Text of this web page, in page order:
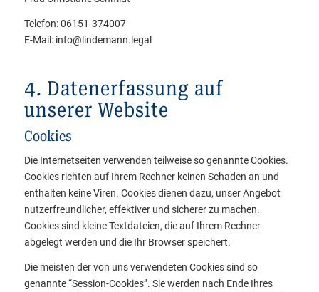
Telefon: 06151-374007
E-Mail: info@lindemann.legal
4. Datenerfassung auf
unserer Website
Cookies
Die Internetseiten verwenden teilweise so genannte Cookies.
Cookies richten auf Ihrem Rechner keinen Schaden an und
enthalten keine Viren. Cookies dienen dazu, unser Angebot
nutzerfreundlicher, effektiver und sicherer zu machen.
Cookies sind kleine Textdateien, die auf Ihrem Rechner
abgelegt werden und die Ihr Browser speichert.
Die meisten der von uns verwendeten Cookies sind so
genannte “Session-Cookies”. Sie werden nach Ende Ihres